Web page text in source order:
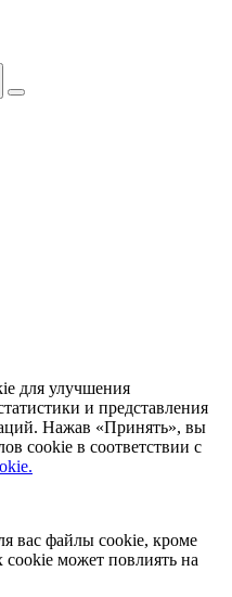
для улучшения
и представления
Нажав «Принять», вы
cookie в соответствии с
вас файлы cookie, кроме
может повлиять на